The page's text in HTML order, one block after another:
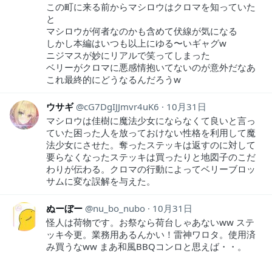
この町に来る前からマシロウはクロマを知っていた
と
マシロウが何者なのかも含めて伏線が気になる
しかし本編はいつも以上にゆる〜いギャグw
ニジマスが妙にリアルで笑ってしまった
ベリーがクロマに悪感情抱いてないのが意外だなあ
これ最終的にどうなるんだろうw
ウサギ cG7DgIJJmvr4uK6
10月31日
マシロウは佳樹に魔法少女にならなくて良いと言っ
ていた困った人を放っておけない性格を利用して魔
法少女にさせた。奪ったステッキは返すのに対して
要らなくなったステッキは買ったりと地図子のこだ
わりが伝わる。クロマの行動によってベリーブロッ
サムに変な誤解を与えた。
ぬーぼー nu_bo_nubo
10月31日
怪人は荷物です。お祭なら荷台しゃあないww ステ
ッキ今更。業務用あるんかい！雷神ワロタ。使用済
み買うなww まあ和風BBQコンロと思えば・・。